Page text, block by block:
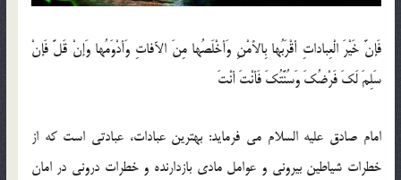
فَإنَّ خَيْرَ الْعِباداتِ أقْرَبُها بِالأمْنِ وَأخْلَصُها مِنَ الآفاتِ وَأدْوَمُها وَإنْ قَلَّ فَإنْ
سَلِمَ لَكَ فَرْضُكَ وَسُنَّتُكَ فَأنْتَ أنْتَ‏
امام صادق عليه السلام مى ‏فرمايد: بهترين عبادات، عبادتى است كه از
خطرات شياطين بيرونى و عوامل مادى بازدارنده و خطرات درونى در امان